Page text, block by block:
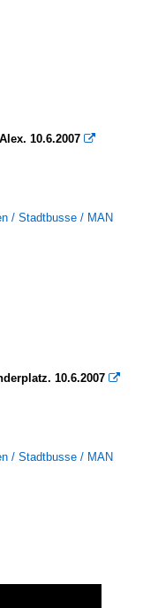
10.6.2007 
/ Stadtbusse / MAN
10.6.2007 
/ Stadtbusse / MAN